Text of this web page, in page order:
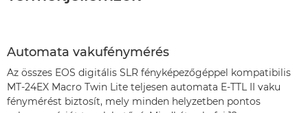
Automata vakufénymérés
Az összes EOS digitális SLR fényképezőgéppel kompatibilis
MT-24EX Macro Twin Lite teljesen automata E-TTL II vaku
fénymérést biztosít, mely minden helyzetben pontos